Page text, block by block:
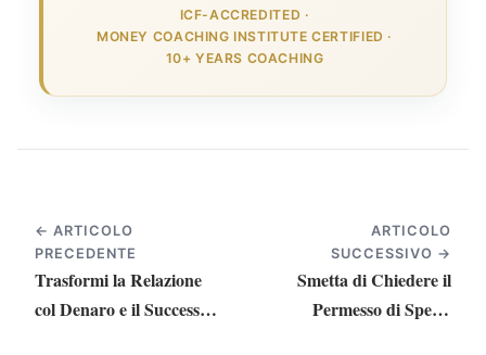
ICF-ACCREDITED ·
MONEY COACHING INSTITUTE CERTIFIED ·
10+ YEARS COACHING
← ARTICOLO
PRECEDENTE
Trasformi la Relazione
col Denaro e il Successo
ARTICOLO
SUCCESSIVO →
Smetta di Chiedere il
Permesso di Spend